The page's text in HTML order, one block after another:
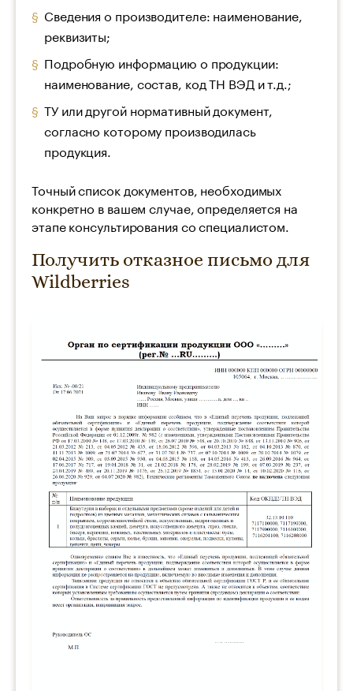
Сведения о производителе: наименование,
реквизиты;
Подробную информацию о продукции:
наименование, состав, код ТН ВЭД и т.д.;
ТУ или другой нормативный документ,
согласно которому производилась
продукция.
Точный список документов, необходимых
конкретно в вашем случае, определяется на
этапе консультирования со специалистом.
Получить отказное письмо для
Wildberries